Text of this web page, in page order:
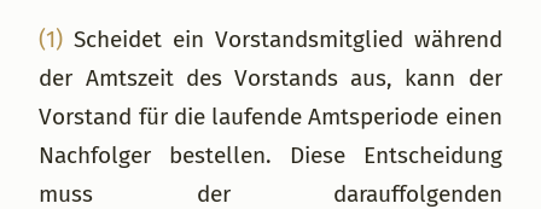
(1) Scheidet ein Vorstandsmitglied während
der Amtszeit des Vorstands aus, kann der
Vorstand für die laufende Amtsperiode einen
Nachfolger bestellen. Diese Entscheidung
muss der darauffolgenden